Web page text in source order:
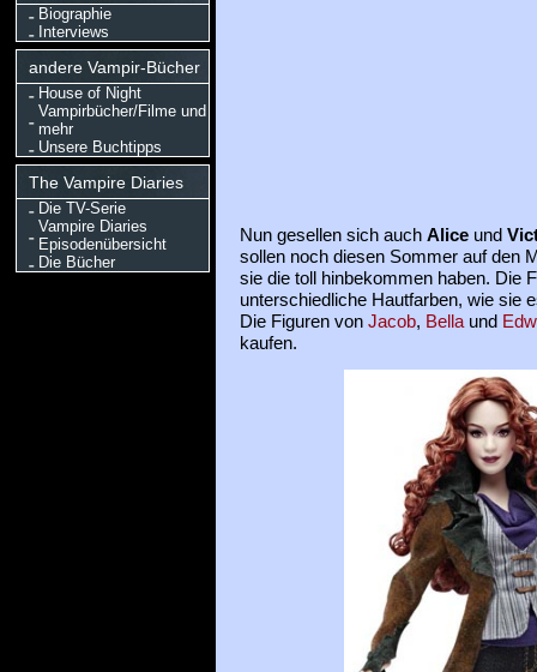
Biographie
Interviews
andere Vampir-Bücher
House of Night
Vampirbücher/Filme und
mehr
Unsere Buchtipps
The Vampire Diaries
Die TV-Serie
Vampire Diaries
Episodenübersicht
Die Bücher
Nun gesellen sich auch Alice und
sollen noch diesen Sommer auf den
sie die toll hinbekommen haben. Die
unterschiedliche Hautfarben, wie sie
Die Figuren von Jacob, Bellaund
kaufen.